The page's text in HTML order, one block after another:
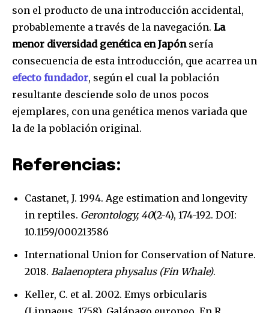
son el producto de una introducción accidental,
probablemente a través de la navegación. La
menor diversidad genética en Japónsería
consecuencia de esta introducción, que acarrea un
efecto fundador, según el cual la población
resultante desciende solo de unos pocos
ejemplares, con una genética menos variada que
la de la población original.
Referencias:
Castanet, J. 1994. Age estimation and longevity
in reptiles. Gerontology, 40(2-4), 174-192. DOI:
10.1159/000213586
International Union for Conservation of Nature.
2018. Balaenoptera physalus (Fin Whale).
Keller, C. et al. 2002. Emys orbicularis